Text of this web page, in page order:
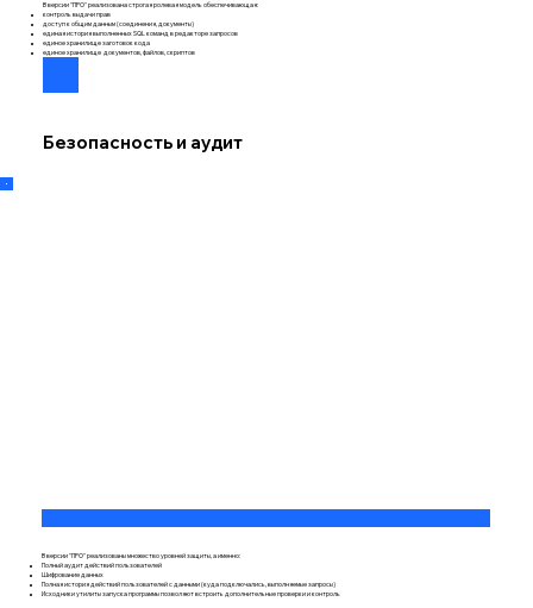
В версии "ПРО" реализована строгая ролевая модель обеспечивающая:
контроль выдачи прав
​доступ к общим данным (соединения, документы)
единая история выполненных SQL команд в редакторе запросов
единое хранилище заготовок кода
единое хранилище документов, файлов, скриптов
Безопасность и аудит
В версии "ПРО" реализованы множество уровней защиты, а именно:
Полный аудит действий пользователей
Шифрование данных
Полная история действий пользователей с данными (куда подключались, выполняемые запросы)
Исходники утилиты запуска программы позволяют встроить дополнительные проверки и контроль